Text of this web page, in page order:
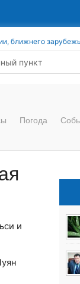
ближнего
Погода
и